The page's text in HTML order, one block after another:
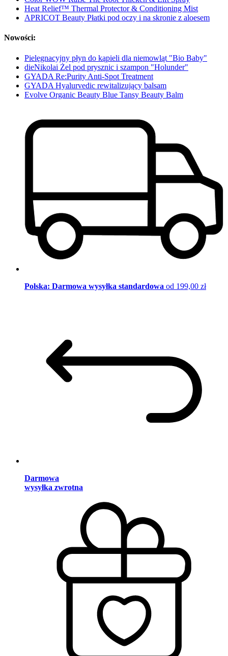
Heat Relief™ Thermal Protector & Conditioning Mist
APRICOT Beauty Płatki pod oczy i na skronie z aloesem
Nowości:
Pielęgnacyjny płyn do kąpieli dla niemowląt "Bio Baby"
dieNikolai Żel pod prysznic i szampon "Holunder"
GYADA Re:Purity Anti-Spot Treatment
GYADA Hyalurvedic rewitalizujący balsam
Evolve Organic Beauty Blue Tansy Beauty Balm
Polska: Darmowa wysyłka standardowa od 199,00 zł
Darmowa
wysyłka zwrotna